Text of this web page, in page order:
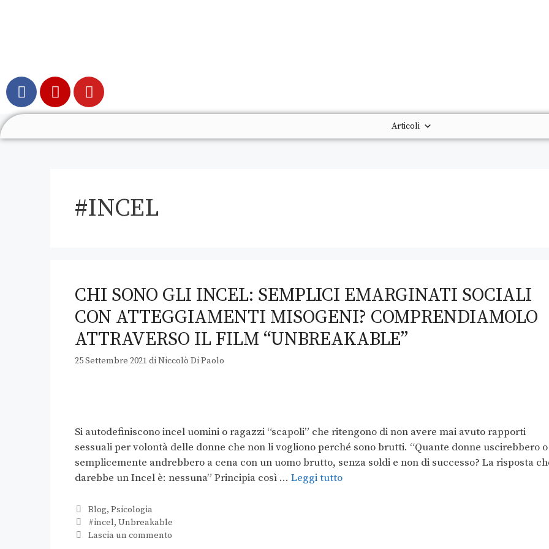
Articoli
#INCEL
CHI SONO GLI INCEL: SEMPLICI EMARGINATI SOCIALI
CON ATTEGGIAMENTI MISOGENI? COMPRENDIAMOLO
ATTRAVERSO IL FILM “UNBREAKABLE”
25 Settembre 2021 diNiccolò Di Paolo
Si autodefiniscono incel uomini o ragazzi “scapoli” che ritengono di non avere mai avuto rapporti
sessuali per volontà delle donne che non li vogliono perché sono brutti. “Quante donne uscirebbero o
semplicemente andrebbero a cena con un uomo brutto, senza soldi e non di successo? La risposta
darebbe un Incel è: nessuna” Principia così … Leggi tutto
Blog, Psicologia
#incel, Unbreakable
Lascia un commento